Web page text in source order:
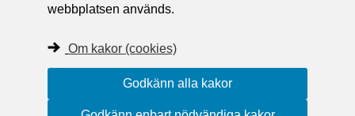
webbplatsen används.
Om kakor (cookies)
Godkänn alla kakor